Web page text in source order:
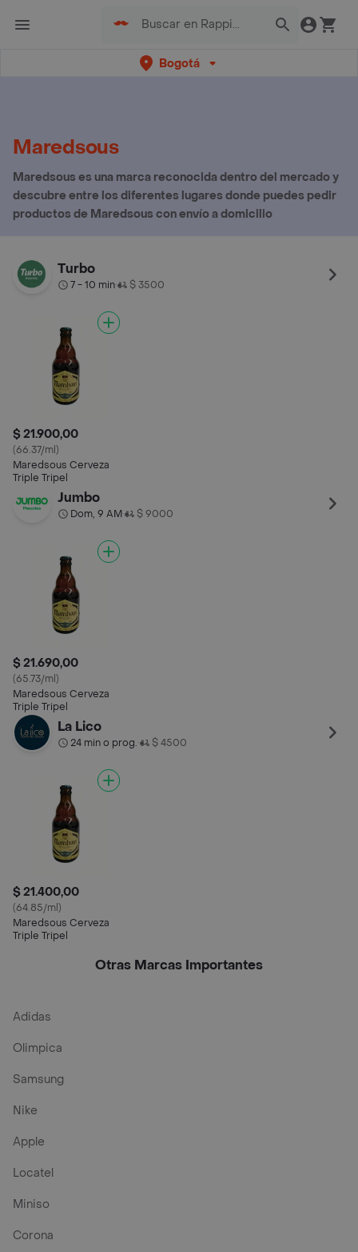
Bogotá
Maredsous
Maredsous es una marca reconocida dentro del mercado y
descubre entre los diferentes lugares donde puedes pedir
productos de Maredsous con envío a domicilio
Turbo
7 - 10 min• $ 3500
$ 21.900,00
(66.37/ml)
Maredsous Cerveza
Triple Tripel
Jumbo
Dom, 9 AM• $ 9000
$ 21.690,00
(65.73/ml)
Maredsous Cerveza
Triple Tripel
La Lico
24 min o prog.• $ 4500
$ 21.400,00
(64.85/ml)
Maredsous Cerveza
Triple Tripel
Otras Marcas Importantes
Adidas
Olimpica
Samsung
Nike
Apple
Locatel
Miniso
Corona